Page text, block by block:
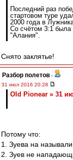
Последний раз
стартовом туре
2000 года в
Со счётом 3:1 была
"Алания".
Снято заклятье!
Разбор полетов -
31 июл 2016 20:28
Old Pionear » 31
Потому что:
1. Зуева на
2. Зуев не